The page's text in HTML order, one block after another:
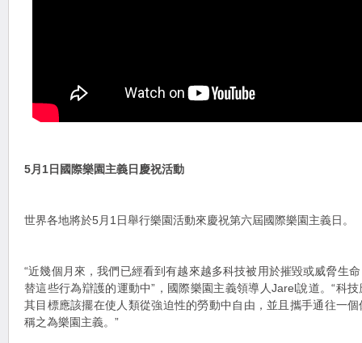
5月1日國際樂園主義日慶祝活動
世界各地將於5月1日舉行樂園活動來慶祝第六屆國際樂園主義日。
“近幾個月來，我們已經看到有越來越多科技被用於摧毀或威脅生
替這些行為辯護的運動中”，國際樂園主義領導人Jarel說道。“科
其目標應該擺在使人類從強迫性的勞動中自由，並且攜手通往一
稱之為樂園主義。”